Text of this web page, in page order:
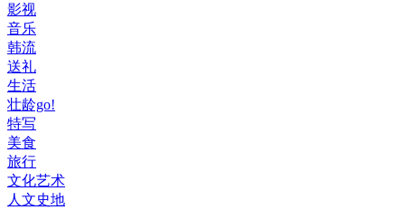
影视
音乐
韩流
送礼
生活
壮龄go!
特写
美食
旅行
文化艺术
人文史地